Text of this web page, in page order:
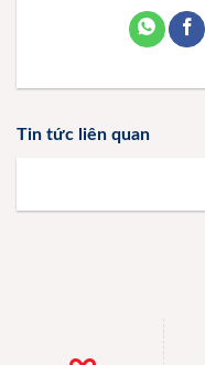
Tin tức liên quan